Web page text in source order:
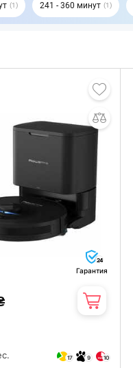
1 241 - 360 минут 1
24
Гарантия
17 9 10